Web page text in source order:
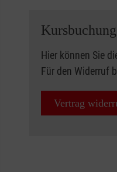
Hier können Sie
Für den Widerruf
Vertrag